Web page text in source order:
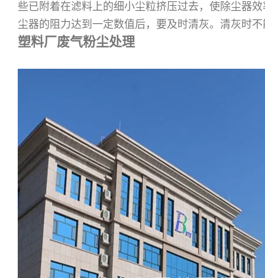
些已附着在滤料上的细小尘粒挤压过去，使除尘器
尘器的阻力达到一定数值后，要及时清灰。清灰时
塑料厂废气粉尘处理